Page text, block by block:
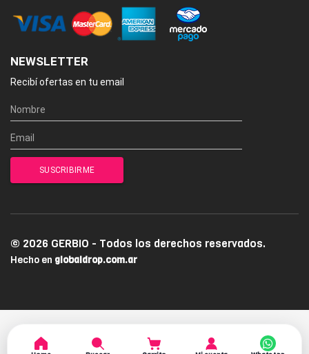
NEWSLETTER
Recibí ofertas en tu email
© 2026 GERBIO - Todos los derechos reservados.
Hecho en globaldrop.com.ar